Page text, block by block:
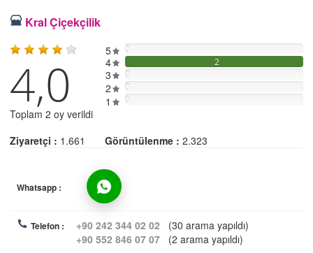
Kral Çiçekçilik
4,0
Toplam 2 oy verildi
5 0
4 2
3 0
2 0
1 0
Ziyaretçi : 1.661 Görüntülenme : 2.323
Whatsapp :
Telefon : +90 242 344 02 02
(30 arama yapıldı)
+90 552 846 07 07
(2 arama yapıldı)